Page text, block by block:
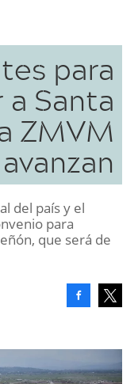
para
Santa
ZMVM
avanzan
del país y el
para
que será de